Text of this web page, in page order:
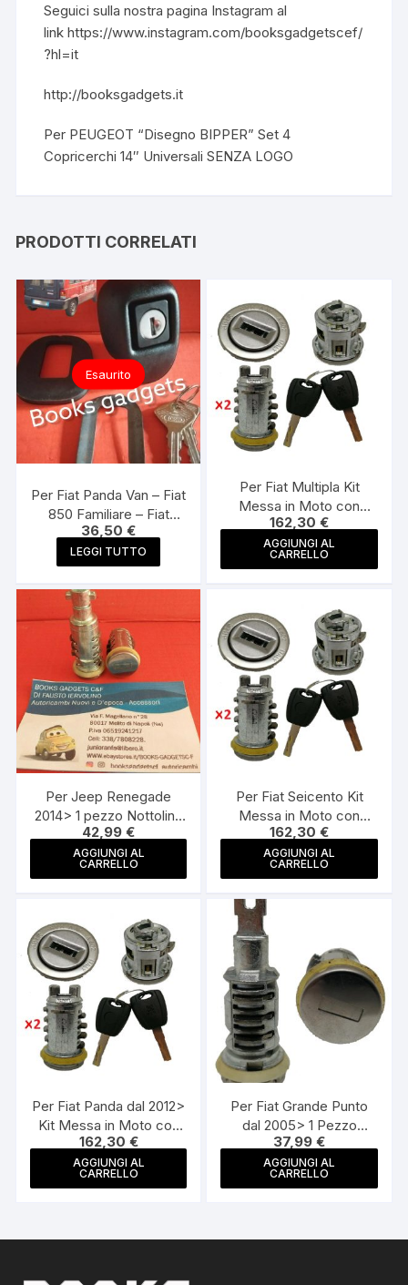
Seguici sulla nostra pagina Instagram al
linkhttps://www.instagram.com/booksgadgetscef/
?hl=it
http://booksgadgets.it
Per PEUGEOT “Disegno BIPPER” Set 4
Copricerchi 14″ Universali SENZA LOGO
PRODOTTI CORRELATI
Esaurito
Per Fiat Panda Van – Fiat
850 Familiare – Fiat
Pulmino 900T Pulsante
Chiusura con Chiavi
Portellone Posteriore
con due Chiavi
36,50€
LEGGI TUTTO
Per Fiat Multipla Kit
Messa in Moto con
Chiavi + 2 Nottolini
Nottolino Cilindretto
162,30€
AGGIUNGI AL
CARRELLO
Per Jeep Renegade
2014> 1 pezzo Nottolino
Serratura Senza Chiave
Blocchetto Cilindretto
42,99€
AGGIUNGI AL
CARRELLO
Per Fiat Seicento Kit
Messa in Moto con
Chiavi + 2 Nottolini
Nottolino Cilindretto
162,30€
AGGIUNGI AL
CARRELLO
Per Fiat Panda dal 2012>
Kit Messa in Moto con
Chiavi + 2 Nottolini
Nottolino Cilindretto
162,30 €
AGGIUNGI AL
CARRELLO
Per Fiat Grande Punto
dal 2005> 1 Pezzo
Nottolino Serratura
Senza Chiave
Blocchetto Cilindretto
37,99€
AGGIUNGI AL
CARRELLO